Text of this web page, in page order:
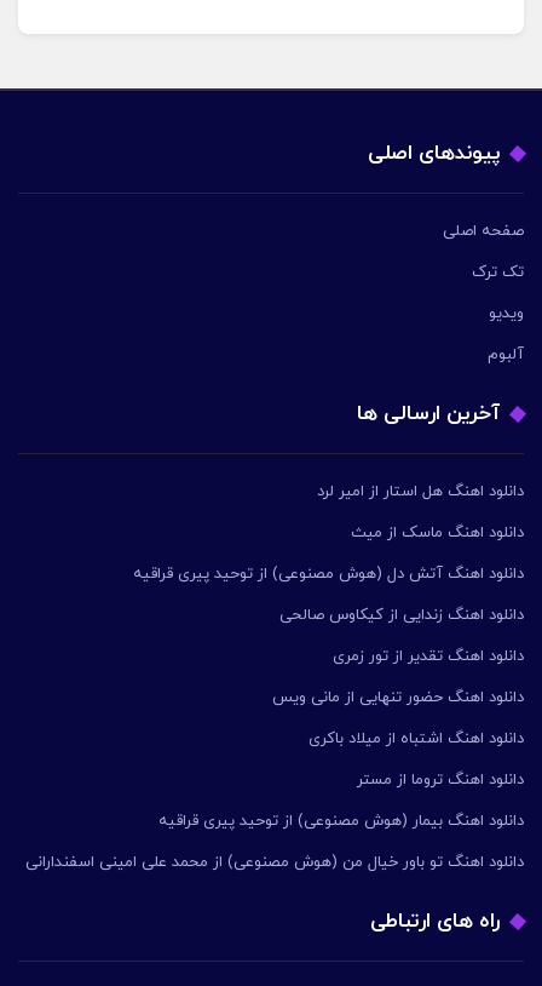
پیوندهای اصلی
صفحه اصلی
تک ترک
ویدیو
آلبوم
آخرین ارسالی ها
دانلود اهنگ هل استار از امیر لرد
دانلود اهنگ ماسک از میث
دانلود اهنگ آتش دل (هوش مصنوعی) از توحید پیری قراقیه
دانلود اهنگ زندایی از کیکاوس صالحی
دانلود اهنگ تقدیر از تور زمری
دانلود اهنگ حضور تنهایی از مانی ویس
دانلود اهنگ اشتباه از میلاد باکری
دانلود اهنگ تروما از مستر
دانلود اهنگ بیمار (هوش مصنوعی) از توحید پیری قراقیه
دانلود اهنگ تو باور خیال من (هوش مصنوعی) از محمد علی امینی اسفندارانی
راه های ارتباطی